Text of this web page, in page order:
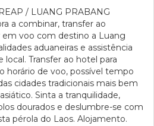
/ LUANG PRABANG
a combinar, transfer ao
em voo com destino a Luang
aduaneiras e assistência
Transfer ao hotel para
horário de voo, possível tempo
cidades tradicionais mais bem
Sinta a tranquilidade,
dourados e deslumbre-se com
pérola do Laos. Alojamento.